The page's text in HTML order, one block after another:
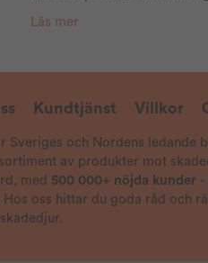
Läs mer
Kundtjänst Villkor
Sveriges och Nordens ledande
av produkter mot
med 500 000+ nöjda kunder-
Hos oss hittar du goda råd och